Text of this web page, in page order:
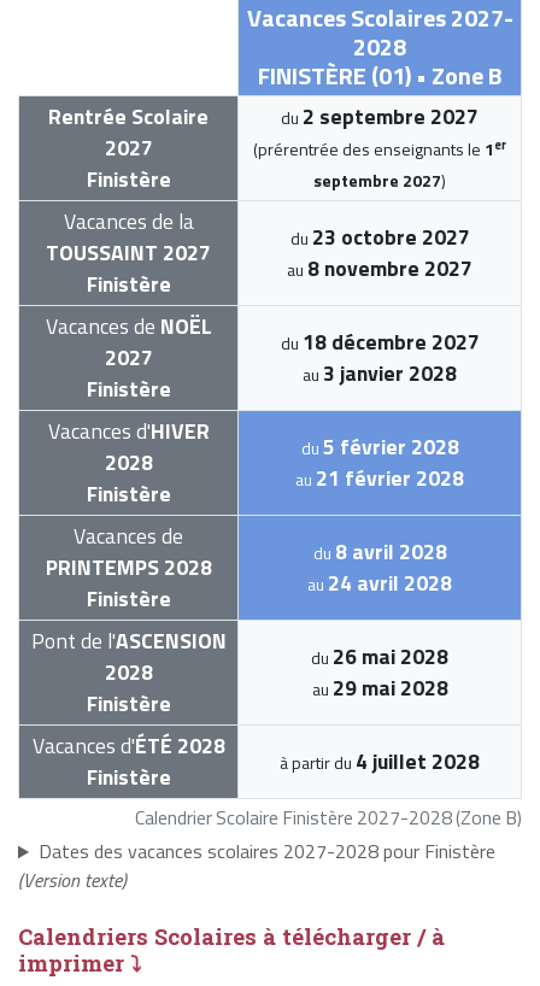
Calendrier Scolaire Finistère 2027-2028 (Zone B)
Vacances Scolaires 2027-
2028
FINISTÈRE (01) • Zone B
Rentrée Scolaire
2027
Finistère
du 2 septembre 2027
(prérentrée des enseignants le 1er
septembre 2027)
Vacances de la
TOUSSAINT 2027
Finistère
du 23 octobre 2027
au 8 novembre 2027
Vacances de NOËL
2027
Finistère
du 18 décembre 2027
au 3 janvier 2028
Vacances d'HIVER
2028
Finistère
du5 février 2028
au 21 février 2028
Vacances de
PRINTEMPS 2028
Finistère
du 8 avril 2028
au 24 avril 2028
Pont de l'ASCENSION
2028
Finistère
du 26 mai 2028
au 29 mai 2028
Vacances d'ÉTÉ 2028
Finistère
à partir du 4 juillet 2028
Dates des vacances scolaires 2027-2028 pour Finistère
(Version texte)
Calendriers Scolaires à télécharger / à
imprimer ⤵